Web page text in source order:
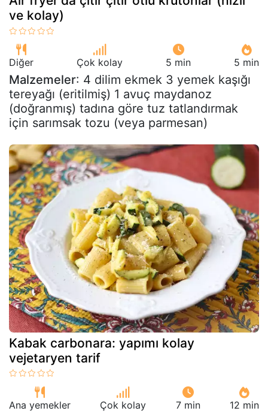
ve kolay)
Diğer Çok kolay 5 min 5 min
Malzemeler: 4 dilim ekmek 3 yemek kaşığı
tereyağı (eritilmiş) 1 avuç maydanoz
(doğranmış) tadına göre tuz tatlandırmak
için sarımsak tozu (veya parmesan)
Kabak carbonara: yapımı kolay
vejetaryen tarif
Ana yemekler Çok kolay 7 min 12 min